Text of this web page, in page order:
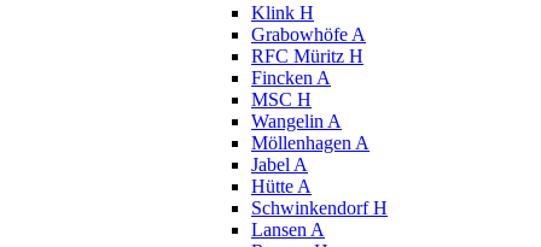
Klink H
Grabowhöfe A
RFC Müritz H
Fincken A
MSC H
Wangelin A
Möllenhagen A
Jabel A
Hütte A
Schwinkendorf H
Lansen A